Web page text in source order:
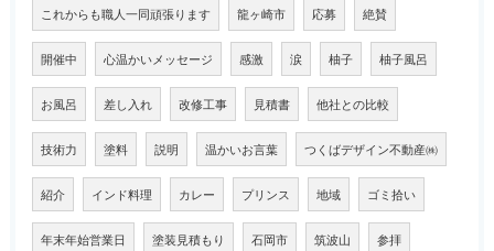
これからも職人一同頑張ります 龍ヶ崎市 応募 絶賛
開催中 心温かいメッセージ 感激 涙 柚子 柚子風呂
お風呂 差し入れ 改修工事 見積書 他社との比較
技術力 塗料 説明 温かいお言葉 つくばデザイン不動産㈱
紹介 インド料理 カレー プリンス 地域 ゴミ拾い
年末年始営業日 塗装見積もり 石岡市 筑波山 参拝